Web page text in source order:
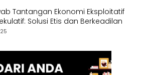
Tantangan Ekonomi Eksploitatif
Solusi Etis dan Berkeadilan